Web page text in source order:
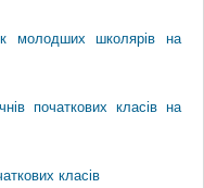
молодших школярів на
початкових класів на
класів